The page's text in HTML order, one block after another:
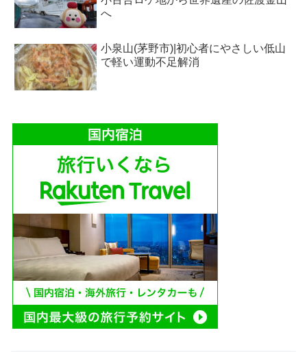
へ
小泉山(茅野市)|初心者にやさしい低山
で軽い運動不足解消